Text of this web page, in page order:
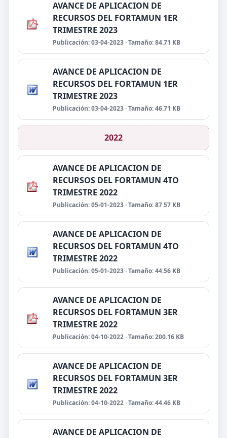
AVANCE DE APLICACION DE
RECURSOS DEL FORTAMUN 1ER
TRIMESTRE 2023
Publicación: 03-04-2023 · Tamaño: 84.71 KB
AVANCE DE APLICACION DE
RECURSOS DEL FORTAMUN 1ER
TRIMESTRE 2023
Publicación: 03-04-2023 · Tamaño: 46.71 KB
2022
AVANCE DE APLICACION DE
RECURSOS DEL FORTAMUN 4TO
TRIMESTRE 2022
Publicación: 05-01-2023 · Tamaño: 87.57 KB
AVANCE DE APLICACION DE
RECURSOS DEL FORTAMUN 4TO
TRIMESTRE 2022
Publicación: 05-01-2023 · Tamaño: 44.56 KB
AVANCE DE APLICACION DE
RECURSOS DEL FORTAMUN 3ER
TRIMESTRE 2022
Publicación: 04-10-2022 · Tamaño: 200.16 KB
AVANCE DE APLICACION DE
RECURSOS DEL FORTAMUN 3ER
TRIMESTRE 2022
Publicación: 04-10-2022 · Tamaño: 44.46 KB
AVANCE DE APLICACION DE